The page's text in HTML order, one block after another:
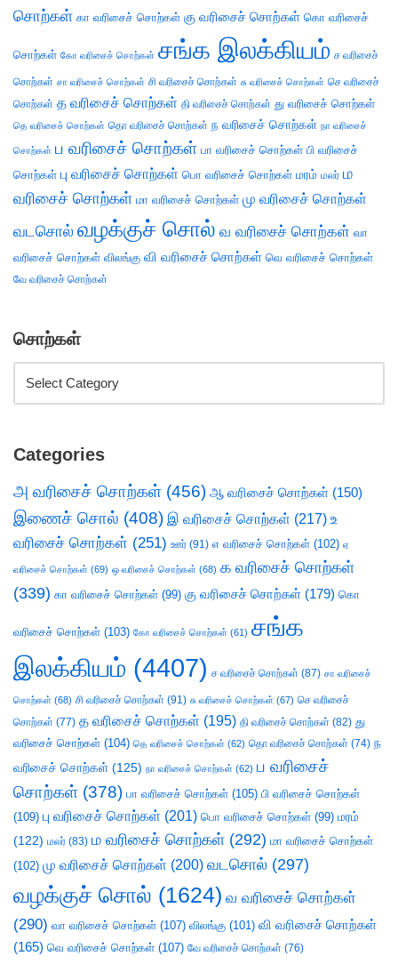
சொற்கள் கா வரிசைச் சொற்கள் கு வரிசைச் சொற்கள் கொ வரிசைச்
சொற்கள் கோ வரிசைச் சொற்கள் சங்க இலக்கியம் ச வரிசைச்
சொற்கள் சா வரிசைச் சொற்கள் சி வரிசைச் சொற்கள் சு வரிசைச் சொற்கள் செ வரிசைச்
சொற்கள் த வரிசைச் சொற்கள் தி வரிசைச் சொற்கள் து வரிசைச் சொற்கள்
தெ வரிசைச் சொற்கள் தொ வரிசைச் சொற்கள் ந வரிசைச் சொற்கள் நா வரிசைச்
சொற்கள் ப வரிசைச் சொற்கள் பா வரிசைச் சொற்கள் பி வரிசைச்
சொற்கள் பு வரிசைச் சொற்கள் பொ வரிசைச் சொற்கள் மரம் மலர் ம
வரிசைச் சொற்கள் மா வரிசைச் சொற்கள் மு வரிசைச் சொற்கள்
வடசொல் வழக்குச் சொல் வ வரிசைச் சொற்கள் வா
வரிசைச் சொற்கள் விலங்கு வி வரிசைச் சொற்கள் வெ வரிசைச் சொற்கள்
வே வரிசைச் சொற்கள்
சொற்கள்
Categories
அ வரிசைச் சொற்கள் (456) ஆ வரிசைச் சொற்கள் (150)
இணைச் சொல் (408) இ வரிசைச் சொற்கள் (217) உ
வரிசைச் சொற்கள் (251) ஊர் (91) எ வரிசைச் சொற்கள் (102) ஏ
வரிசைச் சொற்கள் (69) ஒ வரிசைச் சொற்கள் (68) க வரிசைச் சொற்கள்
(339) கா வரிசைச் சொற்கள் (99) கு வரிசைச் சொற்கள் (179) கொ
வரிசைச் சொற்கள் (103) கோ வரிசைச் சொற்கள் (61) சங்க
இலக்கியம் (4407) ச வரிசைச் சொற்கள் (87) சா வரிசைச்
சொற்கள் (68) சி வரிசைச் சொற்கள் (91) சு வரிசைச் சொற்கள் (67) செ வரிசைச்
சொற்கள் (77) த வரிசைச் சொற்கள் (195) தி வரிசைச் சொற்கள் (82) து
வரிசைச் சொற்கள் (104) தெ வரிசைச் சொற்கள் (62) தொ வரிசைச் சொற்கள் (74) ந
வரிசைச் சொற்கள் (125) நா வரிசைச் சொற்கள் (62) ப வரிசைச்
சொற்கள் (378) பா வரிசைச் சொற்கள் (105) பி வரிசைச் சொற்கள்
(109) பு வரிசைச் சொற்கள் (201) பொ வரிசைச் சொற்கள் (99) மரம்
(122) மலர் (83) ம வரிசைச் சொற்கள் (292) மா வரிசைச் சொற்கள்
(102) மு வரிசைச் சொற்கள் (200) வடசொல் (297)
வழக்குச் சொல் (1624) வ வரிசைச் சொற்கள்
(290) வா வரிசைச் சொற்கள் (107) விலங்கு (101) வி வரிசைச் சொற்கள்
(165) வெ வரிசைச் சொற்கள் (107) வே வரிசைச் சொற்கள் (76)